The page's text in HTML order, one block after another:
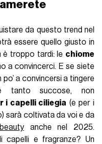
da questo trend nel
essere quello giusto in
è troppo tardi: le chiome
a convincerci. E se siete
a convincersi a tingere
tanto succose, non
i capelli ciliegia (e per i
sarà coltivata da voi e da
beautyanche nel 2025.
capelli e fragranze? Un